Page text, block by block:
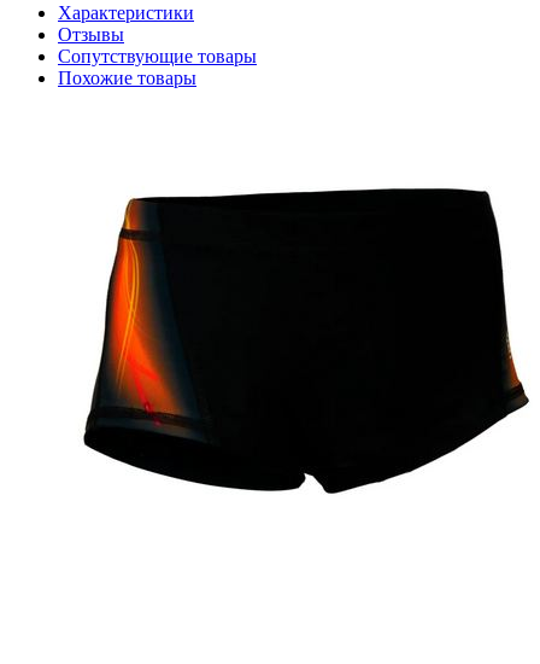
Характеристики
Отзывы
Сопутствующие товары
Похожие товары